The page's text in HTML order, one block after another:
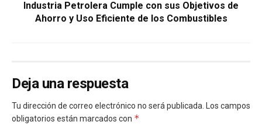
Industria Petrolera Cumple con sus Objetivos de
Ahorro y Uso Eficiente de los Combustibles
Deja una respuesta
Tu dirección de correo electrónico no será publicada. Los campos
obligatorios están marcados con *